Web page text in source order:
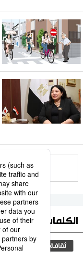
الكلمات الأكثر بحثا
ثقافة مجتمع